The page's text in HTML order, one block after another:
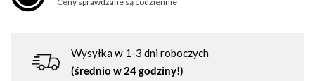
Wysyłka w 1-3 dni roboczych
(średnio w 24 godziny!)